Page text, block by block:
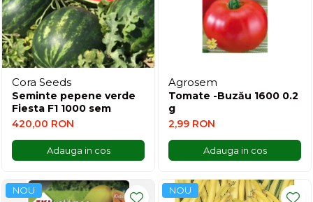
Cora Seeds
Seminte pepene verde
Fiesta F1 1000 sem
420,00 RON
Adauga in cos
Agrosem
Tomate -Buzău 1600 0.2
g
2,99 RON
Adauga in cos
NOU NOU